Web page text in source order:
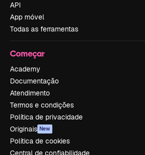
API
App móvel
Todas as ferramentas
Começar
Academy
Documentação
Atendimento
Termos e condições
Política de privacidade
Originais New
Política de cookies
Central de confiabilidade